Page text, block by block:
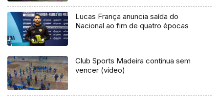
Lucas França anuncia saída do
Nacional ao fim de quatro épocas
Club Sports Madeira continua sem
vencer (vídeo)